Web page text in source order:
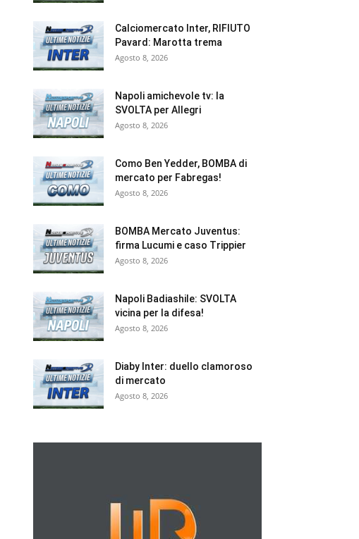
Calciomercato Inter, RIFIUTO
Pavard: Marotta trema
Agosto 8, 2026
Napoli amichevole tv: la
SVOLTA per Allegri
Agosto 8, 2026
Como Ben Yedder, BOMBA di
mercato per Fabregas!
Agosto 8, 2026
BOMBA Mercato Juventus:
firma Lucumi e caso Trippier
Agosto 8, 2026
Napoli Badiashile: SVOLTA
vicina per la difesa!
Agosto 8, 2026
Diaby Inter: duello clamoroso
di mercato
Agosto 8, 2026